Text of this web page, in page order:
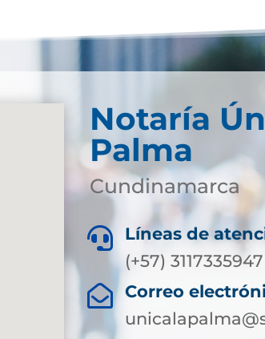
Notaría
Palma
Cundinamarca

Líneas de
(+57) 3117335947

Correo